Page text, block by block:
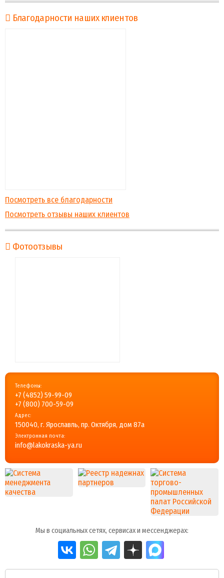
Благодарности наших клиентов
Посмотреть все благодарности
Посмотреть отзывы наших клиентов
Фотоотзывы
Телефоны:
+7 (4852) 59-99-09
+7 (800) 700-59-09
Адрес:
150040, г. Ярославль, пр. Октября, дом 87a
Электронная почта:
info@lakokraska-ya.ru
Мы в социальных сетях, сервисах и мессенджерах: